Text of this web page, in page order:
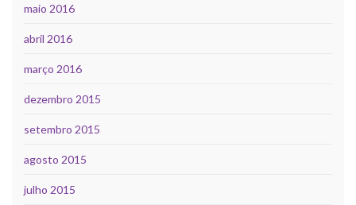
maio 2016
abril 2016
março 2016
dezembro 2015
setembro 2015
agosto 2015
julho 2015